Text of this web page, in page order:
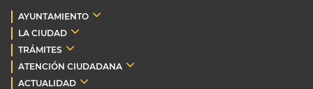
AYUNTAMIENTO
LA CIUDAD
TRÁMITES
ATENCIÓN CIUDADANA
ACTUALIDAD